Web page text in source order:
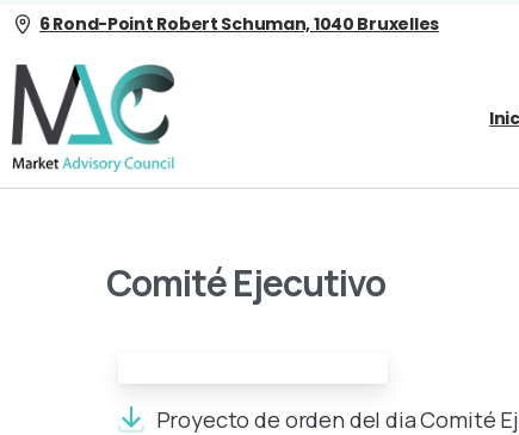
6 Rond-Point Robert Schuman, 1040 Bruxelles
Comité Ejecutivo
Proyecto de orden del dia Comité